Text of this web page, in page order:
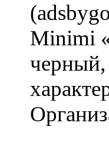
Minimi